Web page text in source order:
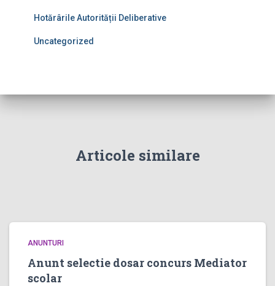
Hotărârile Autorității Deliberative
Uncategorized
Articole similare
ANUNTURI
Anunt selectie dosar concurs Mediator
scolar